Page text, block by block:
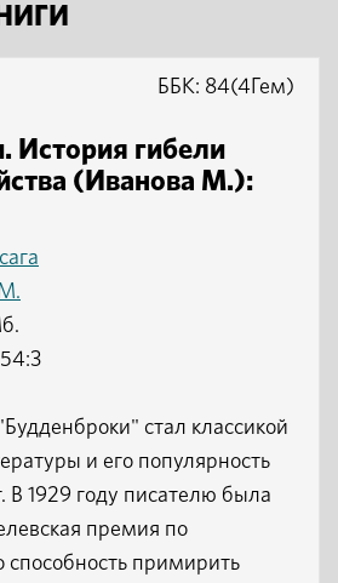
История гибели
(Иванова М.):
ББК: 84(4Гем)
стал классикой
и его популярность
В 1929 году писателю была
премия по
способность примирить